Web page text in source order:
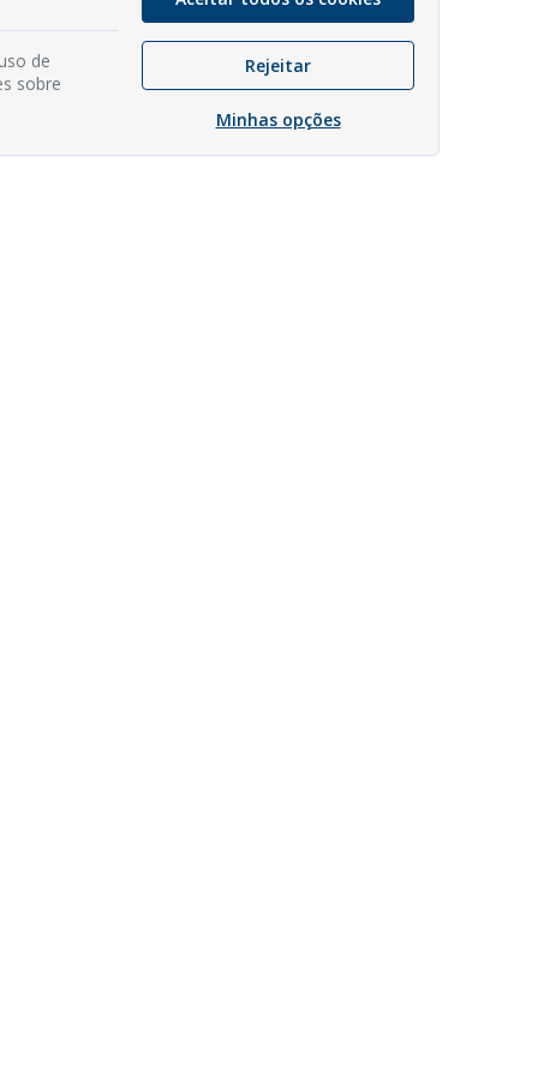
de
sobre
Rejeitar
Minhas opções